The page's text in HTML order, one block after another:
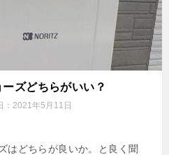
ズどちらがいい？
： 2021年5月11日
はどちらが良いか。と良く聞